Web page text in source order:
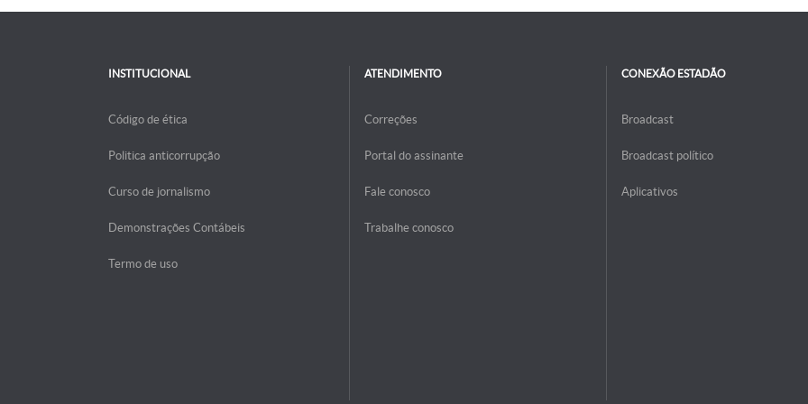
INSTITUCIONAL
Código de ética
Politica anticorrupção
Curso de jornalismo
Demonstrações Contábeis
Termo de uso
ATENDIMENTO
Correções
Portal do assinante
Fale conosco
Trabalhe conosco
CONEXÃO ESTADÃO
Broadcast
Broadcast político
Aplicativos